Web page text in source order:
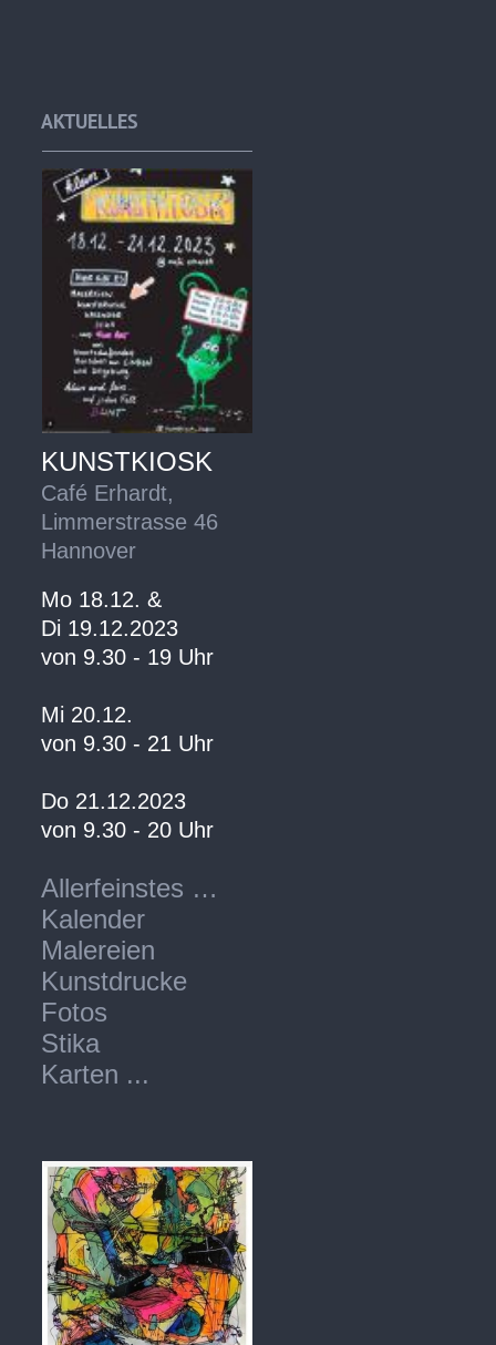
AKTUELLES
KUNSTKIOSK
Café Erhardt,
Limmerstrasse 46
Hannover
Mo 18.12. &
Di 19.12.2023
von 9.30 - 19 Uhr
Mi 20.12.
von 9.30 - 21 Uhr
Do 21.12.2023
von 9.30 - 20 Uhr
Allerfeinstes …
Kalender
Malereien
Kunstdrucke
Fotos
Stika
Karten ...